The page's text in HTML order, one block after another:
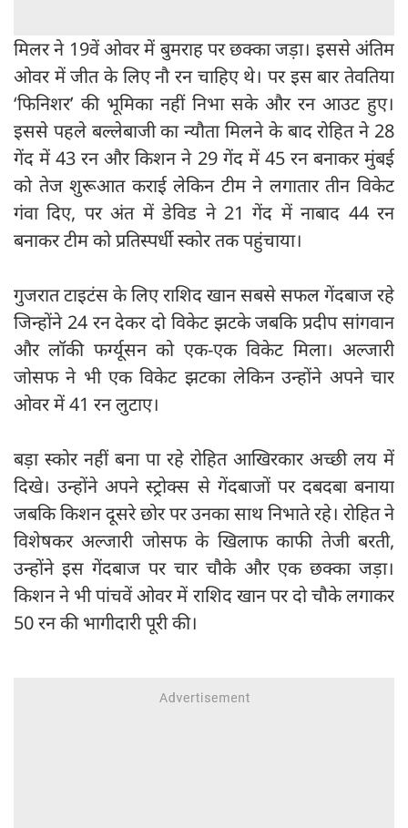
मिलर ने 19वें ओवर में बुमराह पर छक्का जड़ा। इससे अंतिम
ओवर में जीत के लिए नौ रन चाहिए थे। पर इस बार तेवतिया
‘फिनिशर’ की भूमिका नहीं निभा सके और रन आउट हुए।
इससे पहले बल्लेबाजी का न्यौता मिलने के बाद रोहित ने 28
गेंद में 43 रन और किशन ने 29 गेंद में 45 रन बनाकर मुंबई
को तेज शुरूआत कराई लेकिन टीम ने लगातार तीन विकेट
गंवा दिए, पर अंत में डेविड ने 21 गेंद में नाबाद 44 रन
बनाकर टीम को प्रतिस्पर्धी स्कोर तक पहुंचाया।
गुजरात टाइटंस के लिए राशिद खान सबसे सफल गेंदबाज रहे
जिन्होंने 24 रन देकर दो विकेट झटके जबकि प्रदीप सांगवान
और लॉकी फर्ग्यूसन को एक-एक विकेट मिला। अल्जारी
जोसफ ने भी एक विकेट झटका लेकिन उन्होंने अपने चार
ओवर में 41 रन लुटाए।
बड़ा स्कोर नहीं बना पा रहे रोहित आखिरकार अच्छी लय में
दिखे। उन्होंने अपने स्ट्रोक्स से गेंदबाजों पर दबदबा बनाया
जबकि किशन दूसरे छोर पर उनका साथ निभाते रहे। रोहित ने
विशेषकर अल्जारी जोसफ के खिलाफ काफी तेजी बरती,
उन्होंने इस गेंदबाज पर चार चौके और एक छक्का जड़ा।
किशन ने भी पांचवें ओवर में राशिद खान पर दो चौके लगाकर
50 रन की भागीदारी पूरी की।